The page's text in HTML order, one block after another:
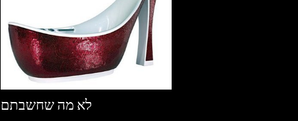
לא מה שחשבתם